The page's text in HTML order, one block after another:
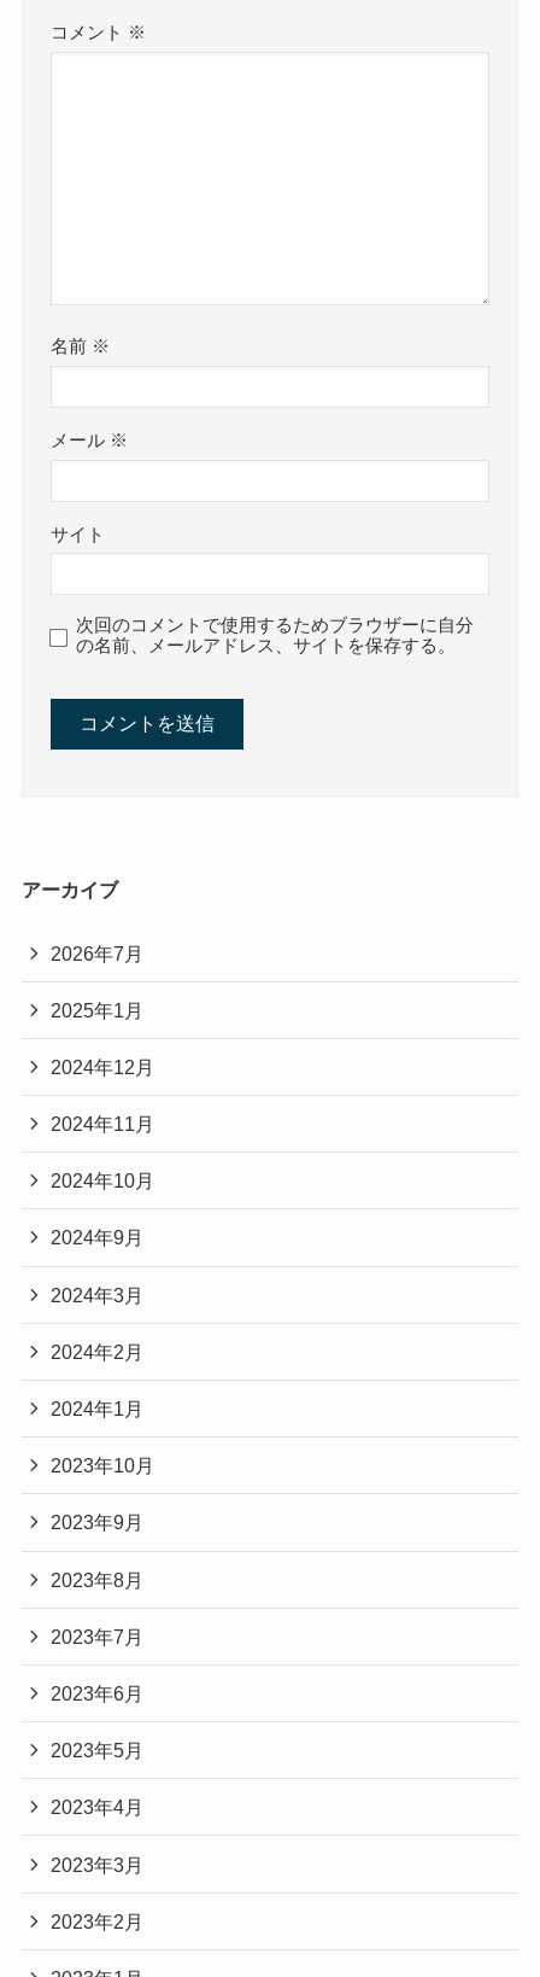
コメント ※
名前 ※
メール ※
サイト
次回のコメントで使用するためブラウザーに自分
の名前、メールアドレス、サイトを保存する。
アーカイブ
2026年7月
2025年1月
2024年12月
2024年11月
2024年10月
2024年9月
2024年3月
2024年2月
2024年1月
2023年10月
2023年9月
2023年8月
2023年7月
2023年6月
2023年5月
2023年4月
2023年3月
2023年2月